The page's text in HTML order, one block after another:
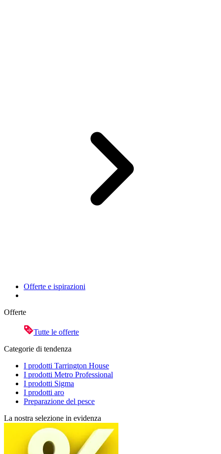
Offerte e ispirazioni
Offerte
Tutte le offerte
Categorie di tendenza
I prodotti Tarrington House
I prodotti Metro Professional
I prodotti Sigma
I prodotti aro
Preparazione del pesce
La nostra selezione in evidenza